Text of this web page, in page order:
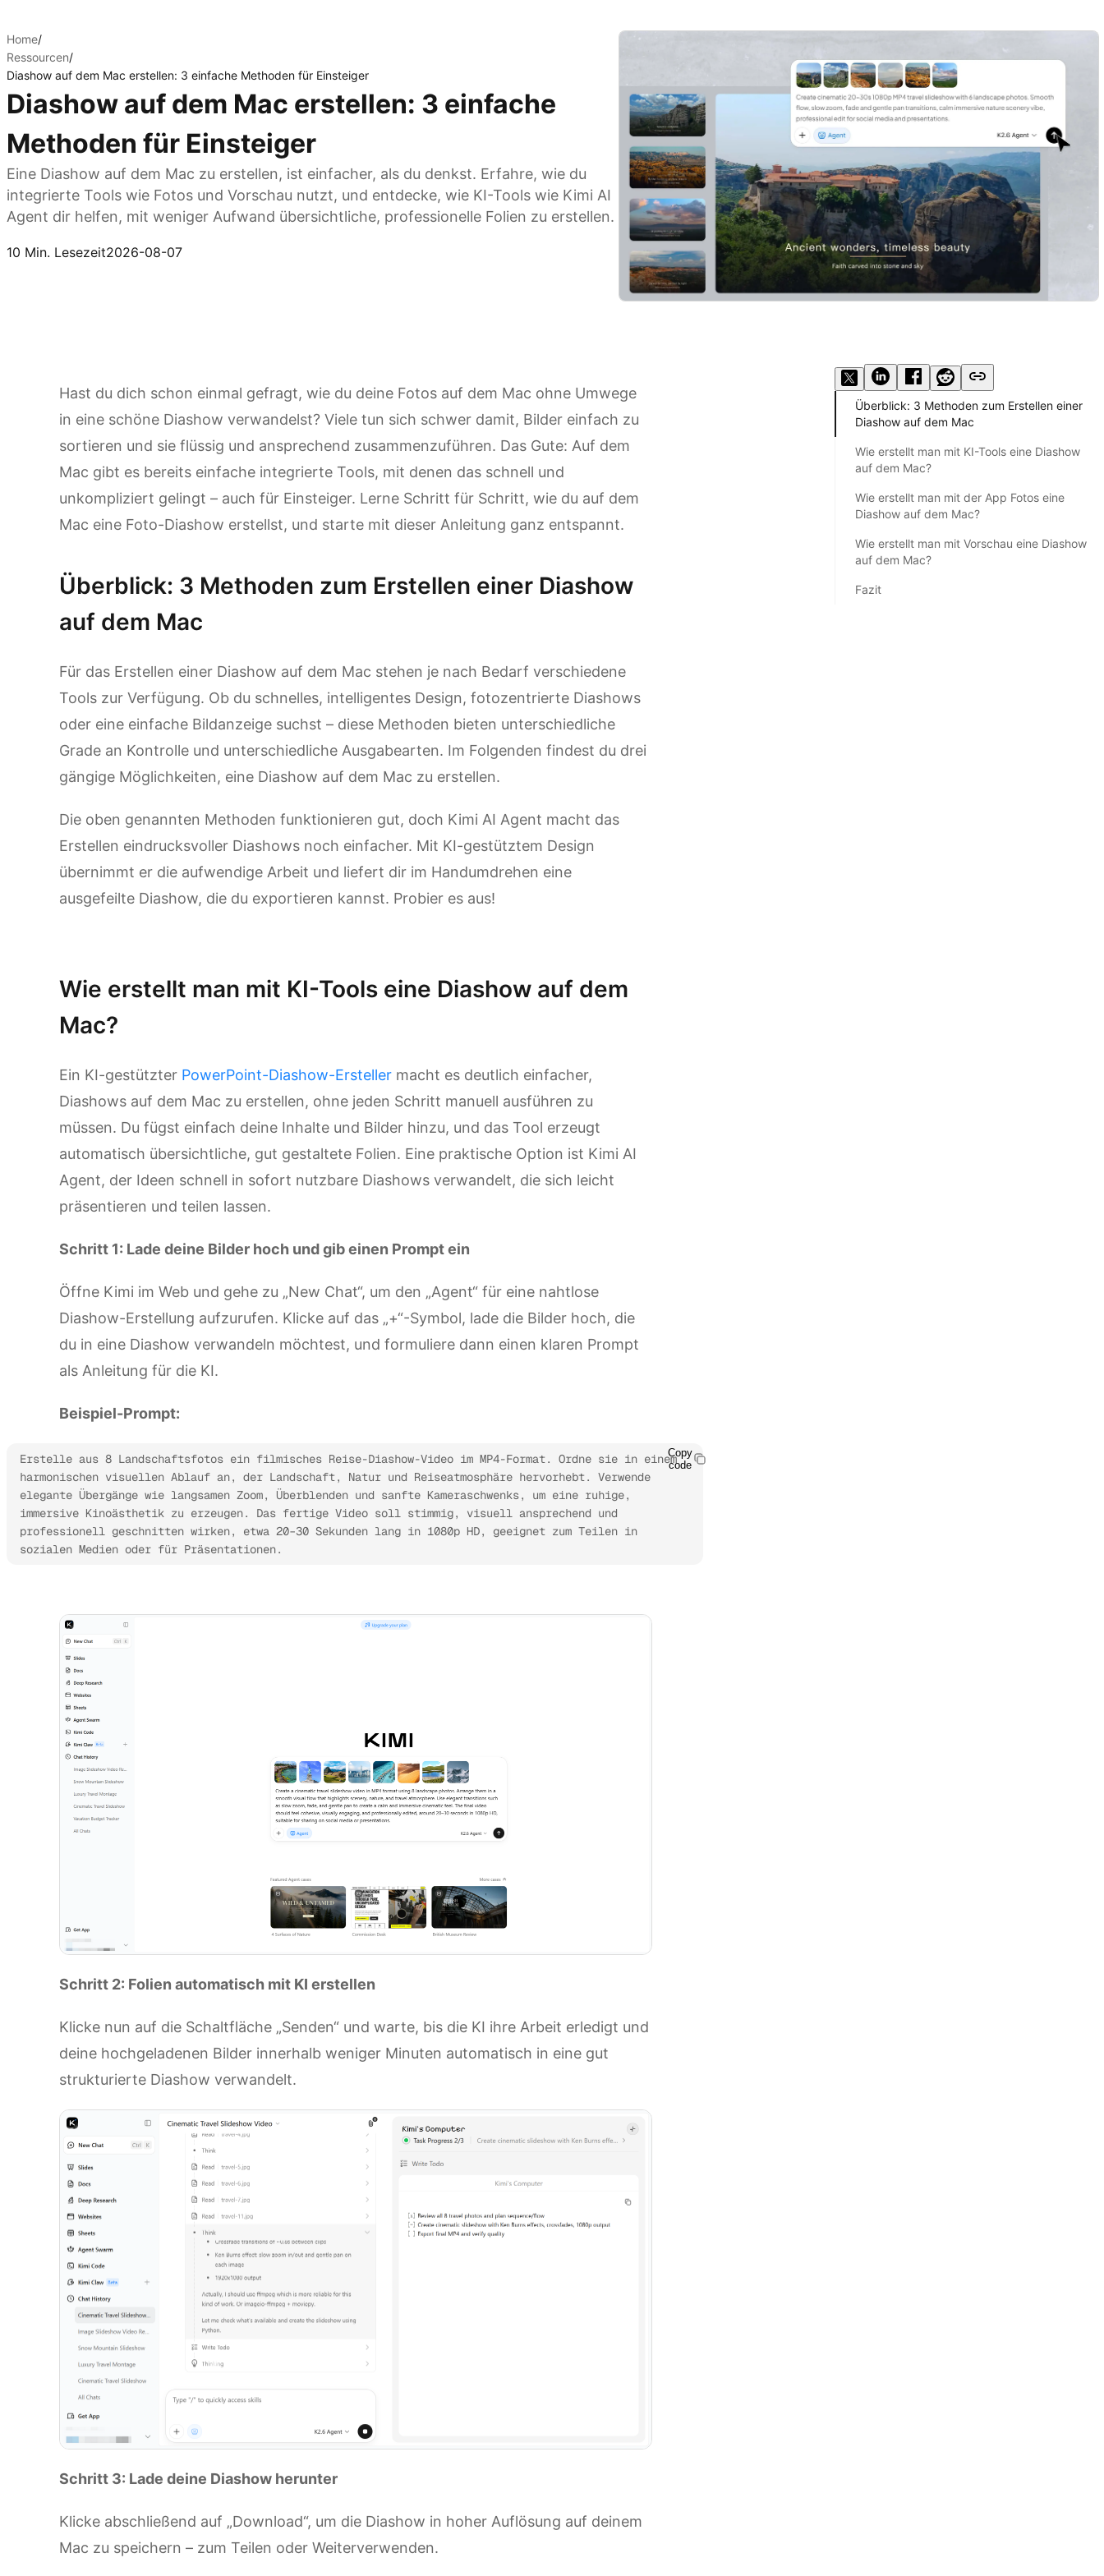
Home/
Ressourcen/
Diashow auf dem Mac erstellen: 3 einfache Methoden für Einsteiger
Diashow auf dem Mac erstellen: 3 einfache
Methoden für Einsteiger
Eine Diashow auf dem Mac zu erstellen, ist einfacher, als du denkst. Erfahre, wie du
integrierte Tools wie Fotos und Vorschau nutzt, und entdecke, wie KI-Tools wie Kimi AI
Agent dir helfen, mit weniger Aufwand übersichtliche, professionelle Folien zu erstellen.
10 Min. Lesezeit2026-08-07
Hast du dich schon einmal gefragt, wie du deine Fotos auf dem Mac ohne Umwege
in eine schöne Diashow verwandelst? Viele tun sich schwer damit, Bilder einfach zu
sortieren und sie flüssig und ansprechend zusammenzuführen. Das Gute: Auf dem
Mac gibt es bereits einfache integrierte Tools, mit denen das schnell und
unkompliziert gelingt – auch für Einsteiger. Lerne Schritt für Schritt, wie du auf dem
Mac eine Foto-Diashow erstellst, und starte mit dieser Anleitung ganz entspannt.
Überblick: 3 Methoden zum Erstellen einer Diashow
auf dem Mac
Für das Erstellen einer Diashow auf dem Mac stehen je nach Bedarf verschiedene
Tools zur Verfügung. Ob du schnelles, intelligentes Design, fotozentrierte Diashows
oder eine einfache Bildanzeige suchst – diese Methoden bieten unterschiedliche
Grade an Kontrolle und unterschiedliche Ausgabearten. Im Folgenden findest du drei
gängige Möglichkeiten, eine Diashow auf dem Mac zu erstellen.
Die oben genannten Methoden funktionieren gut, doch Kimi AI Agent macht das
Erstellen eindrucksvoller Diashows noch einfacher. Mit KI-gestütztem Design
übernimmt er die aufwendige Arbeit und liefert dir im Handumdrehen eine
ausgefeilte Diashow, die du exportieren kannst. Probier es aus!
Wie erstellt man mit KI-Tools eine Diashow auf dem
Mac?
Ein KI-gestützter PowerPoint-Diashow-Ersteller macht es deutlich einfacher,
Diashows auf dem Mac zu erstellen, ohne jeden Schritt manuell ausführen zu
müssen. Du fügst einfach deine Inhalte und Bilder hinzu, und das Tool erzeugt
automatisch übersichtliche, gut gestaltete Folien. Eine praktische Option ist Kimi AI
Agent, der Ideen schnell in sofort nutzbare Diashows verwandelt, die sich leicht
präsentieren und teilen lassen.
Schritt 1: Lade deine Bilder hoch und gib einen Prompt ein
Öffne Kimi im Web und gehe zu „New Chat“, um den „Agent“ für eine nahtlose
Diashow-Erstellung aufzurufen. Klicke auf das „+“-Symbol, lade die Bilder hoch, die
du in eine Diashow verwandeln möchtest, und formuliere dann einen klaren Prompt
als Anleitung für die KI.
Beispiel-Prompt:
Erstelle aus 8 Landschaftsfotos ein filmisches Reise-Diashow-Video im MP4-Format. Ordne sie in einem
harmonischen visuellen Ablauf an, der Landschaft, Natur und Reiseatmosphäre hervorhebt. Verwende
elegante Übergänge wie langsamen Zoom, Überblenden und sanfte Kameraschwenks, um eine ruhige,
immersive Kinoästhetik zu erzeugen. Das fertige Video soll stimmig, visuell ansprechend und
professionell geschnitten wirken, etwa 20–30 Sekunden lang in 1080p HD, geeignet zum Teilen in
sozialen Medien oder für Präsentationen.
Copy
code
Schritt 2: Folien automatisch mit KI erstellen
Klicke nun auf die Schaltfläche „Senden“ und warte, bis die KI ihre Arbeit erledigt und
deine hochgeladenen Bilder innerhalb weniger Minuten automatisch in eine gut
strukturierte Diashow verwandelt.
Schritt 3: Lade deine Diashow herunter
Klicke abschließend auf „Download“, um die Diashow in hoher Auflösung auf deinem
Mac zu speichern – zum Teilen oder Weiterverwenden.
Überblick: 3 Methoden zum Erstellen einer
Diashow auf dem Mac
Wie erstellt man mit KI-Tools eine Diashow
auf dem Mac?
Wie erstellt man mit der App Fotos eine
Diashow auf dem Mac?
Wie erstellt man mit Vorschau eine Diashow
auf dem Mac?
Fazit